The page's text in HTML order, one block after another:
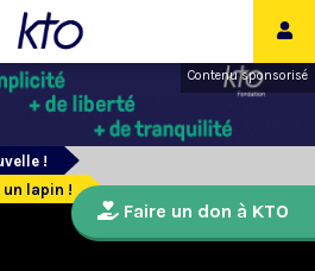
Contenu sponsorisé
!
un lapin !
Faire un don à KTO